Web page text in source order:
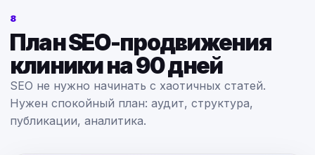
8
План SEO-продвижения
клиники на 90 дней
SEO не нужно начинать с хаотичных статей.
Нужен спокойный план: аудит, структура,
публикации, аналитика.